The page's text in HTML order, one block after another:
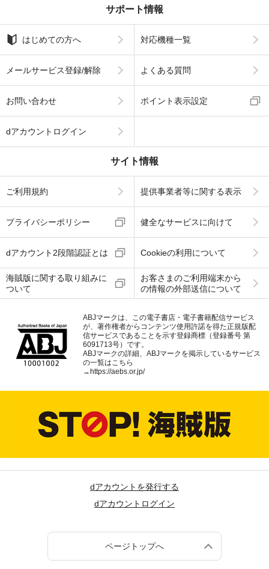
サポート情報
はじめての方へ 対応機種一覧
メールサービス登録/解除 よくある質問
お問い合わせ ポイント表示設定
dアカウントログイン
サイト情報
ご利用規約 提供事業者等に関する表示
プライバシーポリシー 健全なサービスに向けて
dアカウント2段階認証とは Cookieの利用について
海賊版に関する取り組みに
ついて
お客さまのご利用端末から
の情報の外部送信について
ABJマークは、この電子書店・電子書籍配信サービス
が、著作権者からコンテンツ使用許諾を得た正規版配
信サービスであることを示す登録商標（登録番号 第
6091713号）です。
ABJマークの詳細、ABJマークを掲示しているサービス
の一覧はこちら
→ https://aebs.or.jp/
dアカウントを発行する
dアカウントログイン
ページトップへ